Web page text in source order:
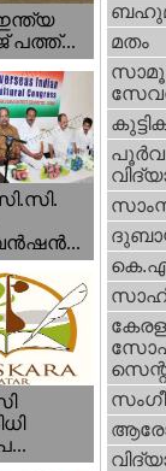
പത്ത്...
മതം
പൂര്‍വ
കേരള